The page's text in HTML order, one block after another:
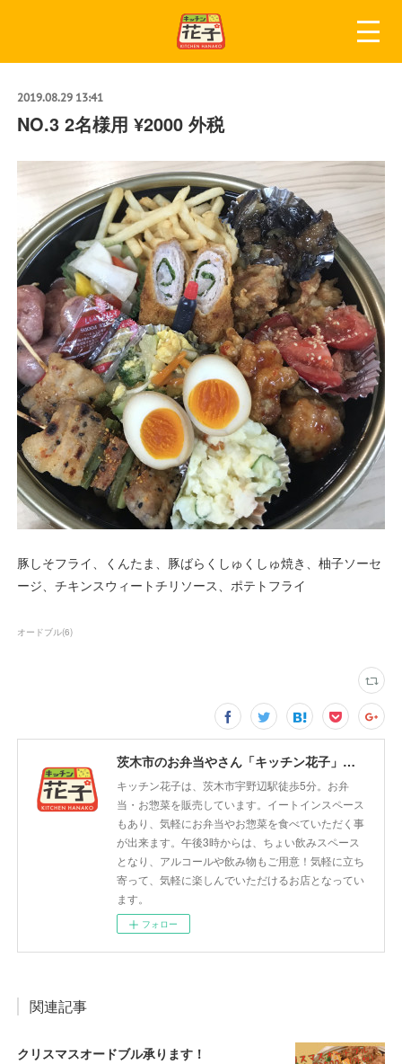
2019.08.29 13:41
NO.3 2名様用 ¥2000 外税
豚しそフライ、くんたま、豚ばらくしゅくしゅ焼き、柚子ソーセ
ージ、チキンスウィートチリソース、ポテトフライ
オードブル(6)
茨木市のお弁当やさん「キッチン花子」ちょい飲みスペース「サウス」
キッチン花子は、茨木市宇野辺駅徒歩5分。お弁
当・お惣菜を販売しています。イートインスペース
もあり、気軽にお弁当やお惣菜を食べていただく事
が出来ます。午後3時からは、ちょい飲みスペース
となり、アルコールや飲み物もご用意！気軽に立ち
寄って、気軽に楽しんでいただけるお店となってい
ます。
フォロー
関連記事
クリスマスオードブル承ります！